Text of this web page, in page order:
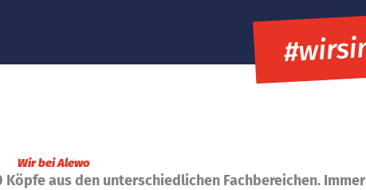
Wir bei Alewo
Köpfe aus den unterschiedlichen Fachbereichen. Immer